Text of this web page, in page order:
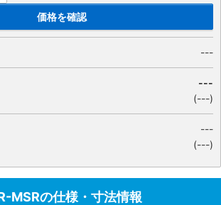
価格を確認
---
---
(---)
---
(---)
MSRの仕様・寸法情報